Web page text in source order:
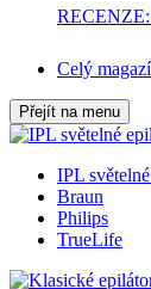
RECENZE:
Celý
Přejít na menu
IPL
Braun
Philips
TrueLife